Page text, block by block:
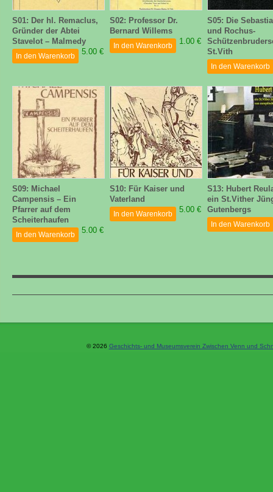
S01: Der hl. Remaclus,
Gründer der Abtei
Stavelot – Malmedy
5.00 €
In den Warenkorb
S02: Professor Dr.
Bernard Willems
1.00 €
In den Warenkorb
S05: Die
und Rochus-
St.Vith
In den Warenkorb
S09: Michael
Campensis – Ein
Pfarrer auf dem
Scheiterhaufen
5.00 €
In den Warenkorb
S10: Für Kaiser und
Vaterland
5.00 €
In den Warenkorb
S13: Hubert
ein St.Vither
Gutenbergs
In den Warenkorb
© 2026 Geschichts- und Museumsverein Zwischen Venn und